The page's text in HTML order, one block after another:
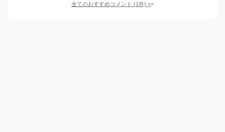
全てのおすすめコメント (1件) >